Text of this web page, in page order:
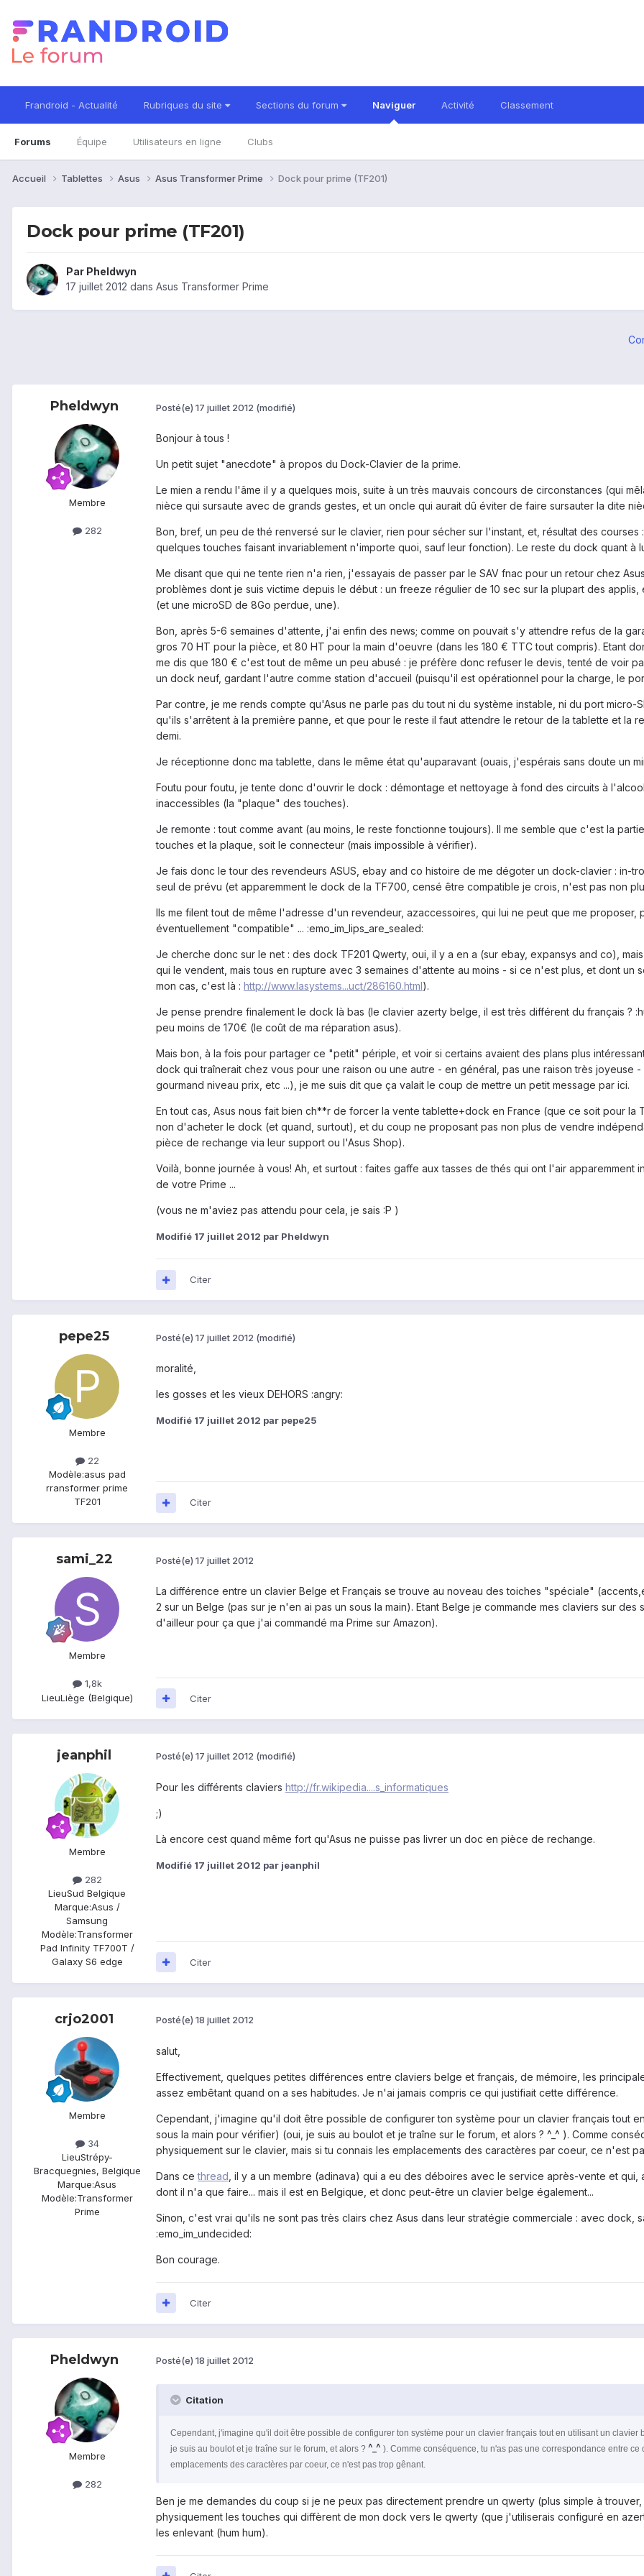
Frandroid - Actualité Rubriques du site Sections du forum Naviguer
Forums Équipe Utilisateurs en ligne Clubs
Activité Classement
Accueil Tablettes Asus Asus Transformer Prime Dock pour prime (TF201)
Dock pour prime (TF201)
Par Pheldwyn
17 juillet 2012 dans Asus Transformer Prime
Pheldwyn
Membre
282
Posté(e) 17 juillet 2012 (modifié)
Bonjour à tous !
Un petit sujet "anecdote" à propos du Dock-Clavier de la prime.
Le mien a rendu l'âme il y a quelques mois, suite à un très mauvais concours de circonstances (qui
nièce qui sursaute avec de grands gestes, et un oncle qui aurait dû éviter de faire sursauter la dite
Bon, bref, un peu de thé renversé sur le clavier, rien pour sécher sur l'instant, et, résultat des
quelques touches faisant invariablement n'importe quoi, sauf leur fonction). Le reste du dock quant à
Me disant que qui ne tente rien n'a rien, j'essayais de passer par le SAV fnac pour un retour chez
problèmes dont je suis victime depuis le début : un freeze régulier de 10 sec sur la plupart des
(et une microSD de 8Go perdue, une).
Bon, après 5-6 semaines d'attente, j'ai enfin des news; comme on pouvait s'y attendre refus de la
gros 70 HT pour la pièce, et 80 HT pour la main d'oeuvre (dans les 180 € TTC tout compris). Etant
me dis que 180 € c'est tout de même un peu abusé : je préfère donc refuser le devis, tenté de voir
un dock neuf, gardant l'autre comme station d'accueil (puisqu'il est opérationnel pour la charge, le
Par contre, je me rends compte qu'Asus ne parle pas du tout ni du système instable, ni du port micro-
qu'ils s'arrêtent à la première panne, et que pour le reste il faut attendre le retour de la tablette et la
demi.
Je réceptionne donc ma tablette, dans le même état qu'auparavant (ouais, j'espérais sans doute un
Foutu pour foutu, je tente donc d'ouvrir le dock : démontage et nettoyage à fond des circuits à
inaccessibles (la "plaque" des touches).
Je remonte : tout comme avant (au moins, le reste fonctionne toujours). Il me semble que c'est la
touches et la plaque, soit le connecteur (mais impossible à vérifier).
Je fais donc le tour des revendeurs ASUS, ebay and co histoire de me dégoter un dock-clavier : in-
seul de prévu (et apparemment le dock de la TF700, censé être compatible je crois, n'est pas non
Ils me filent tout de même l'adresse d'un revendeur, azaccessoires, qui lui ne peut que me
éventuellement "compatible" ... :emo_im_lips_are_sealed:
Je cherche donc sur le net : des dock TF201 Qwerty, oui, il y a en a (sur ebay, expansys and co),
qui le vendent, mais tous en rupture avec 3 semaines d'attente au moins - si ce n'est plus, et dont
mon cas, c'est là : http://www.lasystems...uct/286160.html).
Je pense prendre finalement le dock là bas (le clavier azerty belge, il est très différent du français ?
peu moins de 170€ (le coût de ma réparation asus).
Mais bon, à la fois pour partager ce "petit" périple, et voir si certains avaient des plans plus
dock qui traînerait chez vous pour une raison ou une autre - en général, pas une raison très joyeuse
gourmand niveau prix, etc ...), je me suis dit que ça valait le coup de mettre un petit message par ici.
En tout cas, Asus nous fait bien ch**r de forcer la vente tablette+dock en France (que ce soit pour la
non d'acheter le dock (et quand, surtout), et du coup ne proposant pas non plus de vendre
pièce de rechange via leur support ou l'Asus Shop).
Voilà, bonne journée à vous! Ah, et surtout : faites gaffe aux tasses de thés qui ont l'air apparemment
de votre Prime ...
(vous ne m'aviez pas attendu pour cela, je sais :P )
Modifié 17 juillet 2012 par Pheldwyn
Citer
pepe25
Membre
22
Modèle:asus pad
rransformer prime
TF201
Posté(e) 17 juillet 2012 (modifié)
moralité,
les gosses et les vieux DEHORS :angry:
Modifié 17 juillet 2012 par pepe25
Citer
sami_22
Membre
1,8k
LieuLiège (Belgique)
Posté(e) 17 juillet 2012
La différence entre un clavier Belge et Français se trouve au noveau des toiches "spéciale"
2 sur un Belge (pas sur je n'en ai pas un sous la main). Etant Belge je commande mes claviers sur
d'ailleur pour ça que j'ai commandé ma Prime sur Amazon).
Citer
jeanphil
Membre
282
LieuSud Belgique
Marque:Asus /
Samsung
Modèle:Transformer
Pad Infinity TF700T /
Galaxy S6 edge
Posté(e) 17 juillet 2012 (modifié)
Pour les différents claviers http://fr.wikipedia....s_informatiques
;)
Là encore cest quand même fort qu'Asus ne puisse pas livrer un doc en pièce de rechange.
Modifié 17 juillet 2012 par jeanphil
Citer
crjo2001
Membre
34
LieuStrépy-
Bracquegnies, Belgique
Marque:Asus
Modèle:Transformer
Prime
Posté(e) 18 juillet 2012
salut,
Effectivement, quelques petites différences entre claviers belge et français, de mémoire, les
assez embêtant quand on a ses habitudes. Je n'ai jamais compris ce qui justifiait cette différence.
Cependant, j'imagine qu'il doit être possible de configurer ton système pour un clavier français tout
sous la main pour vérifier) (oui, je suis au boulot et je traîne sur le forum, et alors ? ^_^ ). Comme
physiquement sur le clavier, mais si tu connais les emplacements des caractères par coeur, ce n'est
Dans cethread , il y a un membre (adinava) qui a eu des déboires avec le service après-vente et
dont il n'a que faire... mais il est en Belgique, et donc peut-être un clavier belge également...
Sinon, c'est vrai qu'ils ne sont pas très clairs chez Asus dans leur stratégie commerciale : avec dock,
:emo_im_undecided:
Bon courage.
Citer
Pheldwyn
Membre
282
Posté(e) 18 juillet 2012
Citation
Cependant, j'imagine qu'il doit être possible de configurer ton système pour un clavier français tout en utilisant un
je suis au boulot et je traîne sur le forum, et alors ? ^_^ ). Comme conséquence, tu n'as pas une correspondance entre
emplacements des caractères par coeur, ce n'est pas trop gênant.
Ben je me demandes du coup si je ne peux pas directement prendre un qwerty (plus simple à
physiquement les touches qui diffèrent de mon dock vers le qwerty (que j'utiliserais configuré en
les enlevant (hum hum).